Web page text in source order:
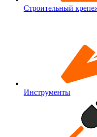
Строительный
Инструменты